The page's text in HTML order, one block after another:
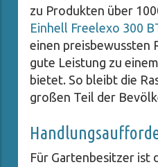
zu Produkten über
Einhell Freelexo 300
einen preisbewussten
gute Leistung zu
bietet. So bleibt die
großen Teil der
Für Gartenbesitzer ist